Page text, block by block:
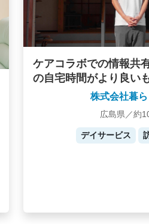
ケアコラボでの情報共
の自宅時間がより良い
株式会社暮
広島県／約
デイサービス